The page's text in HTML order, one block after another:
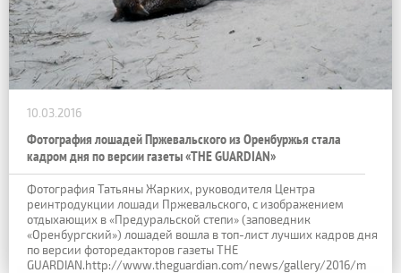
10.03.2016
Фотография лошадей Пржевальского из Оренбуржья стала
кадром дня по версии газеты «THE GUARDIAN»
Фотография Татьяны Жарких, руководителя Центра
реинтродукции лошади Пржевальского, с изображением
отдыхающих в «Предуральской степи» (заповедник
«Оренбургский») лошадей вошла в топ-лист лучших кадров дня
по версии фоторедакторов газеты THE
GUARDIAN.http://www.theguardian.com/news/gallery/2016/m